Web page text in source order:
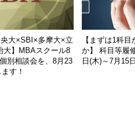
央大×SBI×多摩大×立
大】MBAスクール8
別相談会を、8月23
す！
【まずは1科
か】 科目等履
日(木)～7月15